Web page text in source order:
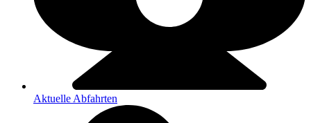
Aktuelle Abfahrten